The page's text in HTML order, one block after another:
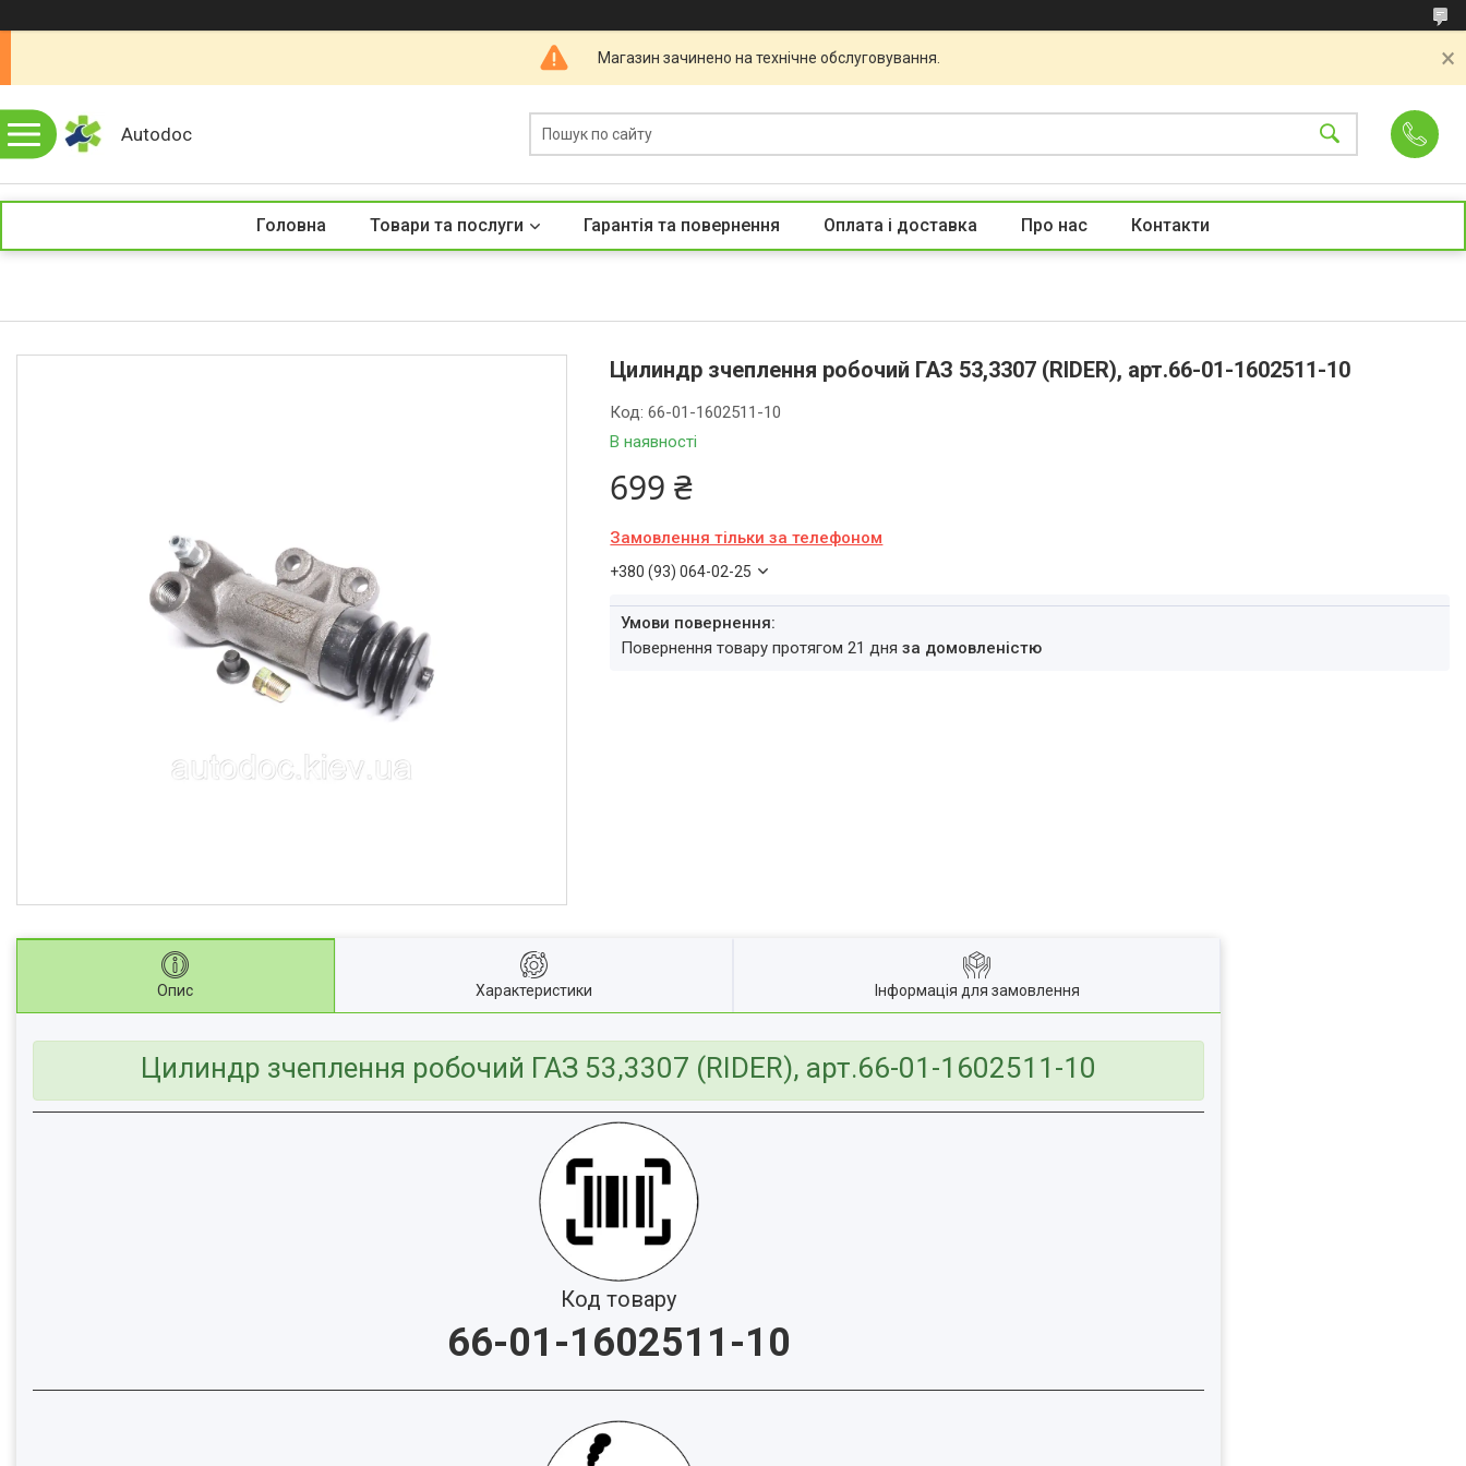
Магазин зачинено на технічне обслуговування.
Autodoc
Головна Товари та послуги Гарантія та повернення Оплата і доставка Про нас Контакти
Цилиндр зчеплення робочий ГАЗ 53,3307 (RIDER), арт.66-01-1602511-10
В наявності
Код:66-01-1602511-10
699 ₴
Замовлення тільки за телефоном
+380 (93) 064-02-25
повернення товару протягом 21 дняза домовленістю
Опис Характеристики Інформація для замовлення
Цилиндр зчеплення робочий ГАЗ 53,3307 (RIDER), арт.66-01-1602511-10
Код товару
66-01-1602511-10